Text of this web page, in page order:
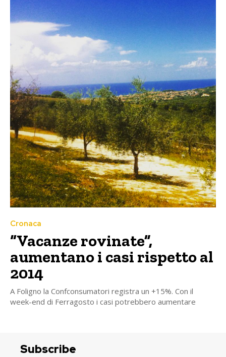
Cronaca
“Vacanze rovinate”,
aumentano i casi rispetto al
2014
A Foligno la Confconsumatori registra un +15%. Con il
week-end di Ferragosto i casi potrebbero aumentare
Subscribe